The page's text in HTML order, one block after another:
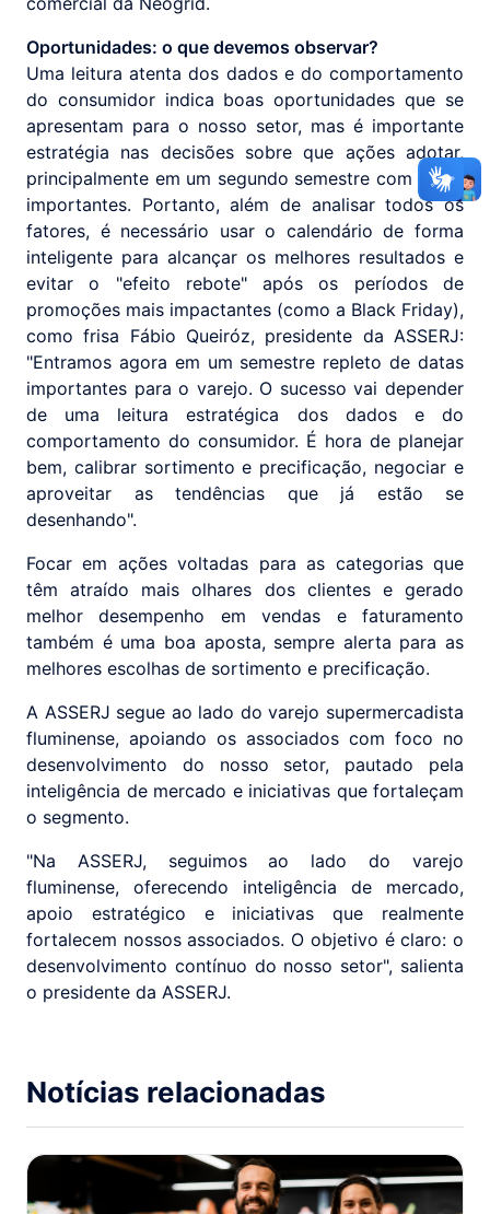
Oportunidades: o que devemos observar?
Uma leitura atenta dos dados e do comportamento
do consumidor indica boas oportunidades que se
apresentam para o nosso setor, mas é importante
estratégia nas decisões sobre que ações adotar,
principalmente em um segundo semestre com datas
importantes. Portanto, além de analisar todos os
fatores, é necessário usar o calendário de forma
inteligente para alcançar os melhores resultados e
evitar o "efeito rebote" após os períodos de
promoções mais impactantes (como a Black Friday),
como frisa Fábio Queiróz, presidente da ASSERJ:
"Entramos agora em um semestre repleto de datas
importantes para o varejo. O sucesso vai depender
de uma leitura estratégica dos dados e do
comportamento do consumidor. É hora de planejar
bem, calibrar sortimento e precificação, negociar e
aproveitar as tendências que já estão se
desenhando".
Focar em ações voltadas para as categorias que
têm atraído mais olhares dos clientes e gerado
melhor desempenho em vendas e faturamento
também é uma boa aposta, sempre alerta para as
melhores escolhas de sortimento e precificação.
A ASSERJ segue ao lado do varejo supermercadista
fluminense, apoiando os associados com foco no
desenvolvimento do nosso setor, pautado pela
inteligência de mercado e iniciativas que fortaleçam
o segmento.
"Na ASSERJ, seguimos ao lado do varejo
fluminense, oferecendo inteligência de mercado,
apoio estratégico e iniciativas que realmente
fortalecem nossos associados. O objetivo é claro: o
desenvolvimento contínuo do nosso setor", salienta
o presidente da ASSERJ.
Notícias relacionadas